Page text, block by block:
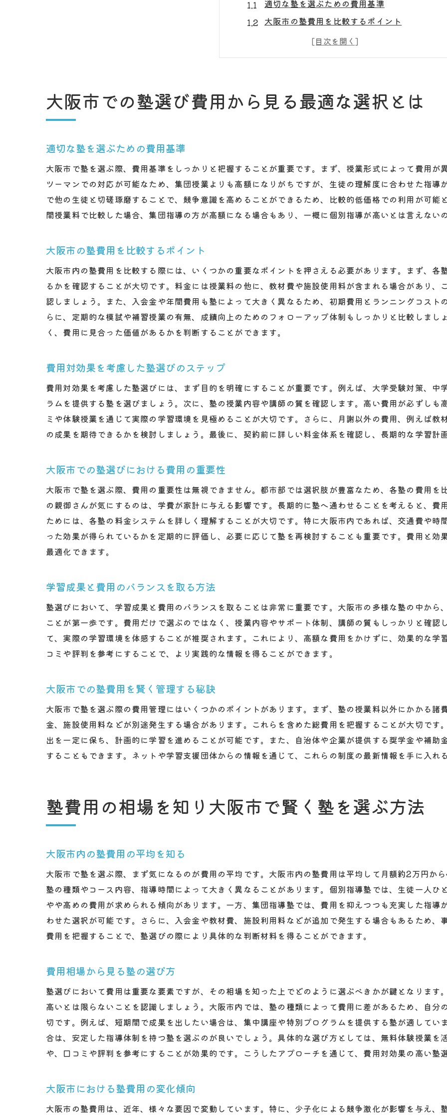
適切な塾を選ぶための費用基準
大阪市の塾費用を比較するポイント
費用対効果を考慮した塾選びのステップ
大阪市での塾選びにおける費用の重要性
大阪市での塾費用を賢く管理する秘訣
塾費用の相場を知り大阪市で賢く塾を選ぶ方法
コストパフォーマンスを考慮した塾選び
家計に優しい塾費用管理のコツ
塾費用相場と実際の選択肢の比較
塾のタイプ別に見る費用の違い
費用面から見た塾の選び方のコツ
徹底比較で分かる塾費用の内訳
大阪市の塾選びにおける費用分析
費用比較を通して見えてくる成功する塾選び
大阪市で人気の塾の特徴を探る
費用に見合った学習効果を得るには
実際の体験談から見る塾の価値
大阪市での塾選び成功例
賢い費用管理で得られる学習効果
大阪市の家庭での塾費用管理法
費用をかけずに効果を上げる方法
費用を重視した大阪市での塾選び
大阪市の塾費用の違いを理解する
費用面から見た塾選びのメリット
大阪市での塾選びで費用が重要な理由
大阪市の塾費用を抑えつつ効果を上げる方法
効果的な学習と費用削減の両立方法
大阪市で低コストで高成果を狙う方法
費用を抑えつつ結果を出すための工夫
効果を考慮した塾費用の見極め方
費用対効果を高めるための選択肢
大阪市での塾選びにおける費用の考え方
費用と効果のバランスが鍵となる理由
大阪市での塾選び費用から見る最適な選択とは
適切な塾を選ぶための費用基準
大阪市で塾を選ぶ際、費用基準をしっかりと把握することが重要です。まず、授業形式によって費用
ツーマンでの対応が可能なため、集団授業よりも高額になりがちですが、生徒の理解度に合わせた指
で他の生徒と切磋琢磨することで、競争意識を高めることができるため、比較的低価格での利用が可
間授業料で比較した場合、集団指導の方が高額になる場合もあり、一概に個別指導が高いとは言えない
大阪市の塾費用を比較するポイント
大阪市内の塾費用を比較する際には、いくつかの重要なポイントを押さえる必要があります。まず、
るかを確認することが大切です。料金には授業料の他に、教材費や施設使用料が含まれる場合があり
認しましょう。また、入会金や年間費用も塾によって大きく異なるため、初期費用とランニングコス
らに、定期的な模試や補習授業の有無、成績向上のためのフォローアップ体制もしっかりと比較しま
く、費用に見合った価値があるかを判断することができます。
費用対効果を考慮した塾選びのステップ
費用対効果を考慮した塾選びには、まず目的を明確にすることが重要です。例えば、大学受験対策、
ラムを提供する塾を選びましょう。次に、塾の授業内容や講師の質を確認します。高い費用が必ずし
ミや体験授業を通じて実際の学習環境を見極めることが大切です。さらに、月謝以外の費用、例えば
の成果を期待できるかを検討しましょう。最後に、契約前に詳しい料金体系を確認し、長期的な学習計
大阪市での塾選びにおける費用の重要性
大阪市で塾を選ぶ際、費用の重要性は無視できません。都市部では選択肢が豊富なため、各塾の費用
の親御さんが気にするのは、学費が家計に与える影響です。長期的に塾へ通わせることを考えると、
ためには、各塾の料金システムを詳しく理解することが大切です。特に大阪市内であれば、交通費や
った効果が得られているかを定期的に評価し、必要に応じて塾を再検討することも重要です。費用と
最適化できます。
学習成果と費用のバランスを取る方法
塾選びにおいて、学習成果と費用のバランスを取ることは非常に重要です。大阪市の多様な塾の中か
ことが第一歩です。費用だけで選ぶのではなく、授業内容やサポート体制、講師の質もしっかりと確
て、実際の学習環境を体感することが推奨されます。これにより、高額な費用をかけずに、効果的な
コミや評判を参考にすることで、より実践的な情報を得ることができます。
大阪市での塾費用を賢く管理する秘訣
大阪市で塾を選ぶ際の費用管理にはいくつかのポイントがあります。まず、塾の授業料以外にかかる諸
金、施設使用料などが別途発生する場合があります。これらを含めた総費用を把握することが大切で
出を一定に保ち、計画的に学習を進めることが可能です。また、自治体や企業が提供する奨学金や補
することもできます。ネットや学習支援団体からの情報を通じて、これらの制度の最新情報を手に入れ
塾費用の相場を知り大阪市で賢く塾を選ぶ方法
大阪市内の塾費用の平均を知る
大阪市で塾を選ぶ際、まず気になるのが費用の平均です。大阪市内の塾費用は平均して月額約2万円か
塾の種類やコース内容、指導時間によって大きく異なることがあります。個別指導塾では、生徒一人
やや高めの費用が求められる傾向があります。一方、集団指導塾では、費用を抑えつつも充実した指
わせた選択が可能です。さらに、入会金や教材費、施設利用料などが追加で発生する場合もあるため
費用を把握することで、塾選びの際により具体的な判断材料を得ることができます。
費用相場から見る塾の選び方
塾選びにおいて費用は重要な要素ですが、その相場を知った上でどのように選ぶべきかが鍵となりま
高いとは限らないことを認識しましょう。大阪市内では、塾の種類によって費用に差があるため、自
切です。例えば、短期間で成果を出したい場合は、集中講座や特別プログラムを提供する塾が適して
合は、安定した指導体制を持つ塾を選ぶのが良いでしょう。具体的な選び方としては、無料体験授業を
や、口コミや評判を参考にすることが効果的です。こうしたアプローチを通じて、費用対効果の高い塾
大阪市における塾費用の変化傾向
大阪市の塾費用は、近年、様々な要因で変動しています。特に、少子化による競争激化が影響を与え